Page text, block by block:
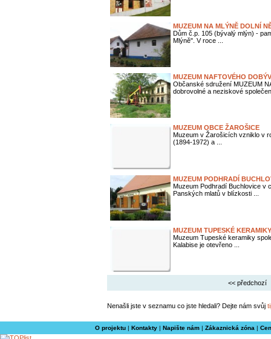
MUZEUM NA MLÝNĚ DOLNÍ
Dům č.p. 105 (bývalý mlýn) -
Mlýně". V roce ...
MUZEUM NAFTOVÉHO
Občanské sdružení MUZEUM
dobrovolné a neziskové
MUZEUM OBCE ŽAROŠICE
Muzeum v Žarošicích vzniklo v
(1894-1972) a ...
MUZEUM PODHRADÍ
Muzeum Podhradí Buchlovice v
Panských mlatů v blízkosti ...
MUZEUM TUPESKÉ KERAMIKY
Muzeum Tupeské keramiky
Kalabise je otevřeno ...
<< předchozí
Nenašli jste v seznamu co jste hledali? Dejte nám svůj
O projektu| Kontakty| Napište nám| Zákaznická zóna |